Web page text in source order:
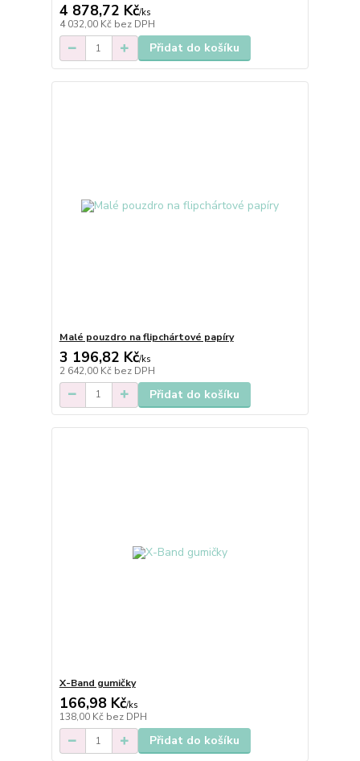
4 878,72 Kč/ks
4 032,00 Kč bez DPH
Přidat do košíku
Malé pouzdro na flipchártové papíry
3 196,82 Kč/ks
2 642,00 Kč bez DPH
Přidat do košíku
X-Band gumičky
166,98 Kč/ks
138,00 Kč bez DPH
Přidat do košíku